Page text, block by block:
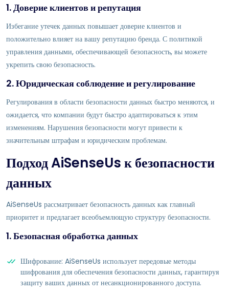
1. Доверие клиентов и репутация
Избегание утечек данных повышает доверие клиентов и
положительно влияет на вашу репутацию бренда. С политикой
управления данными, обеспечивающей безопасность, вы можете
укрепить свою безопасность.
2. Юридическая соблюдение и регулирование
Регулирования в области безопасности данных быстро меняются, и
ожидается, что компании будут быстро адаптироваться к этим
изменениям. Нарушения безопасности могут привести к
значительным штрафам и юридическим проблемам.
Подход AiSenseUs к безопасности
данных
AiSenseUs рассматривает безопасность данных как главный
приоритет и предлагает всеобъемлющую структуру безопасности.
1. Безопасная обработка данных
Шифрование: AiSenseUs использует передовые методы
шифрования для обеспечения безопасности данных, гарантируя
защиту ваших данных от несанкционированного доступа.